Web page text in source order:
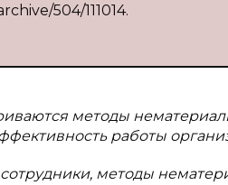
504/111014.
методы
работы
сотрудники, методы